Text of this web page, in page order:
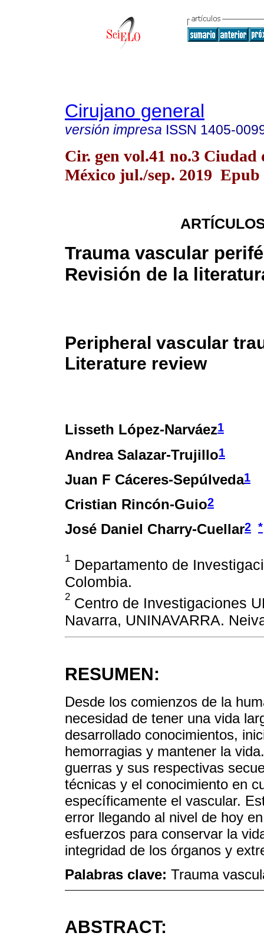
Cirujano general
versión impresa ISSN 1405-
Cir. gen vol.41 no.3 Ciudad
México jul./sep. 2019 Epub
Trauma vascular
Revisión de la
Peripheral vascular
Literature review
Lisseth López-Narváez1
Andrea Salazar-Trujillo1
Juan F Cáceres-Sepúlveda1
Cristian Rincón-Guio2
José Daniel Charry-Cuellar2 *
1 Departamento de
Colombia.
2 Centro de Investigaciones
Navarra, UNINAVARRA.
RESUMEN:
Desde los comienzos de la
necesidad de tener una vida
desarrollado conocimientos,
hemorragias y mantener la
guerras y sus respectivas
técnicas y el conocimiento en
específicamente el vascular.
error llegando al nivel de hoy
esfuerzos para conservar la
integridad de los órganos y
Palabras clave: Trauma
ABSTRACT: